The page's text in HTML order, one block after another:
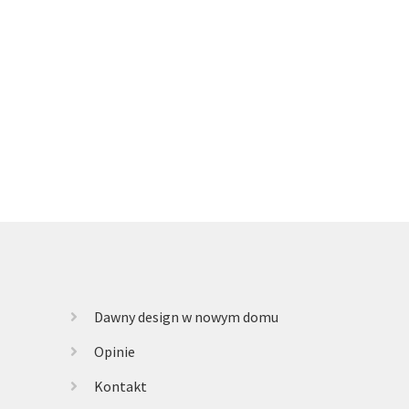
Dawny design w nowym domu
Opinie
Kontakt